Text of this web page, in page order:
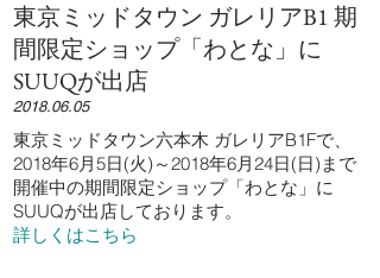
東京ミッドタウン ガレリアB1 期
間限定ショップ「わとな」に
SUUQが出店
2018.06.05
東京ミッドタウン六本木 ガレリアB1Fで、
2018年6月5日(火)～2018年6月24日(日)まで
開催中の期間限定ショップ「わとな」に
SUUQが出店しております。
詳しくはこちら